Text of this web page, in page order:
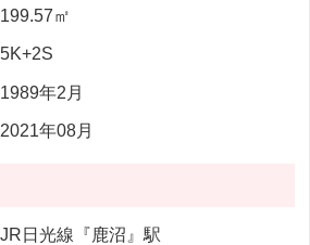
199.57㎡
5K+2S
1989年2月
2021年08月
JR日光線『鹿沼』駅